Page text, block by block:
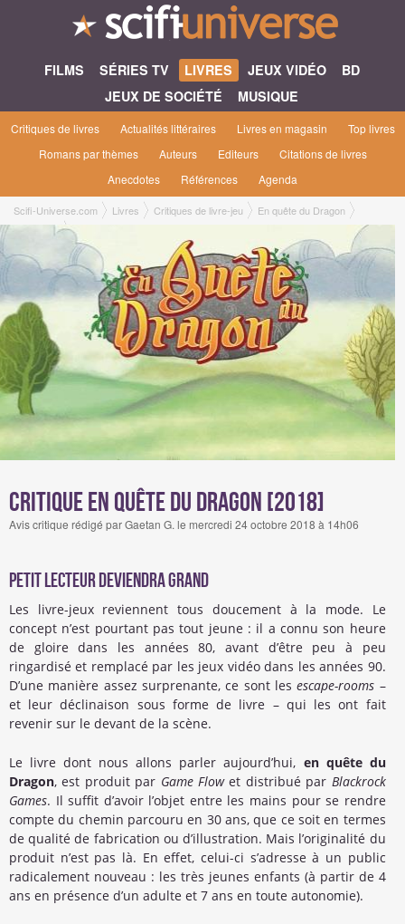
FILMS SÉRIES TV LIVRES JEUX VIDÉO
BD
JEUX DE SOCIÉTÉ
MUSIQUE
Critiques de livres Actualités littéraires Livres en magasin
Top livres
Romans par thèmes
Auteurs Editeurs
Citations de livres
Anecdotes
Références Agenda
Scifi-Universe.com Livres Critiques de livre-jeu
En quête du Dragon
Gaetan G.
Critique En quête du Dragon [2018]
Avis critique rédigé par Gaetan G. le mercredi 24 octobre 2018 à 14h06
petit lecteur deviendra grand
Les livre-jeux reviennent tous doucement à la mode. Le
concept n’est pourtant pas tout jeune : il a connu son heure
de gloire dans les années 80, avant d’être peu à peu
ringardisé et remplacé par les jeux vidéo dans les années 90.
D’une manière assez surprenante, ce sont lesescape-rooms –
et leur déclinaison sous forme de livre – qui les ont fait
revenir sur le devant de la scène.
Le livre dont nous allons parler aujourd’hui, en quête du
Dragon, est produit par Game Flowet distribué par Blackrock
Games. Il suffit d’avoir l’objet entre les mains pour se rendre
compte du chemin parcouru en 30 ans, que ce soit en termes
de qualité de fabrication ou d’illustration. Mais l’originalité du
produit n’est pas là. En effet, celui-ci s’adresse à un public
radicalement nouveau : les très jeunes enfants (à partir de 4
ans en présence d’un adulte et 7 ans en toute autonomie).